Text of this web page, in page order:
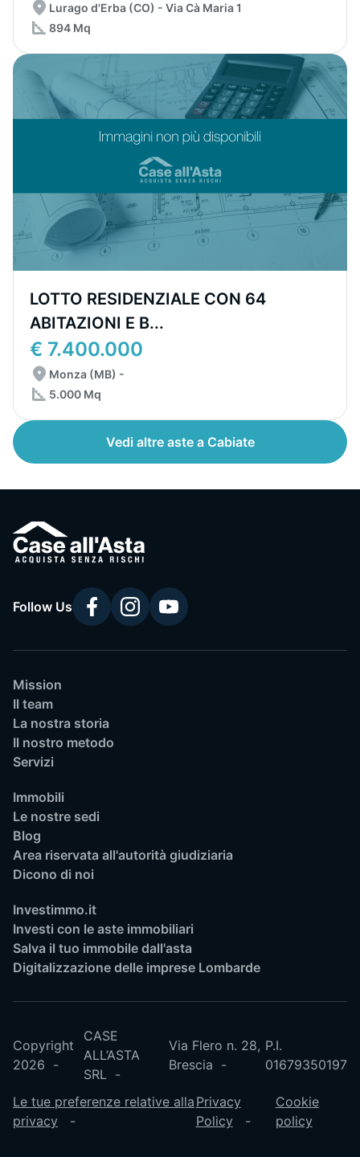
Lurago d'Erba (CO) - Via Cà Maria 1
894 Mq
LOTTO RESIDENZIALE CON 64
ABITAZIONI E B...
€ 7.400.000
Monza (MB) -
5.000 Mq
Vedi altre aste a Cabiate
Follow Us
Mission
Il team
La nostra storia
Il nostro metodo
Servizi
Immobili
Le nostre sedi
Blog
Area riservata all'autorità giudiziaria
Dicono di noi
Investimmo.it
Investi con le aste immobiliari
Salva il tuo immobile dall'asta
Digitalizzazione delle imprese Lombarde
Copyright
2026
CASE
ALL’ASTA
SRL
Via Flero n. 28,
Brescia
P.I.
01679350197
Le tue preferenze relative alla
privacy
Privacy
Policy
Cookie
policy